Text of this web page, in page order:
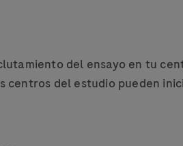
del ensayo en tu
centros del estudio pueden